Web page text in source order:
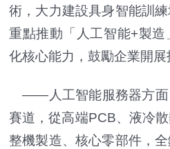
術，大力建設具身智能訓
重點推動「人工智能+製
化核心能力，鼓勵企業開展
——人工智能服務器方面
賽道，從高端PCB、液冷
整機製造、核心零部件，